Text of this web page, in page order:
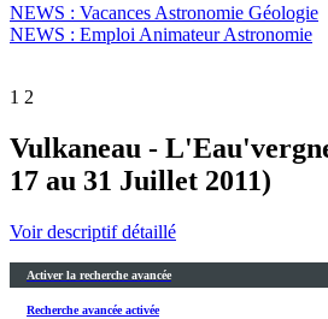
NEWS : Vacances Astronomie Géologie
NEWS : Emploi Animateur Astronomie
1 2
Vulkaneau -
17 au 31 Juillet 2011)
Voir descriptif détaillé
Activer la recherche avancée
Recherche avancée activée